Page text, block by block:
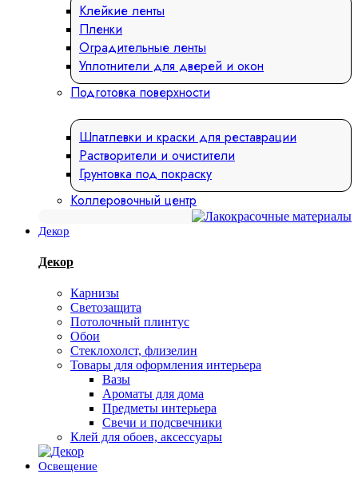
Клейкие ленты
Пленки
Оградительные ленты
Уплотнители для дверей и окон
Подготовка поверхности
Шпатлевки и краски для реставрации
Растворители и очистители
Грунтовка под покраску
Коллеровочный центр
Декор
Декор
Карнизы
Светозащита
Потолочный плинтус
Обои
Стеклохолст, флизелин
Товары для оформления интерьера
Вазы
Ароматы для дома
Предметы интерьера
Свечи и подсвечники
Клей для обоев, аксессуары
Освещение